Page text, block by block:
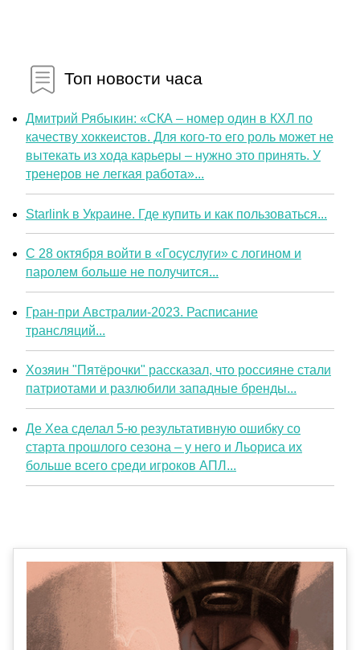
Топ новости часа
Дмитрий Рябыкин: «СКА – номер один в КХЛ по
качеству хоккеистов. Для кого-то его роль может не
вытекать из хода карьеры – нужно это принять. У
тренеров не легкая работа»...
Starlink в Украине. Где купить и как пользоваться...
С 28 октября войти в «Госуслуги» с логином и
паролем больше не получится...
Гран-при Австралии-2023. Расписание
трансляций...
Хозяин "Пятёрочки" рассказал, что россияне стали
патриотами и разлюбили западные бренды...
Де Хеа сделал 5-ю результативную ошибку со
старта прошлого сезона – у него и Льориса их
больше всего среди игроков АПЛ...